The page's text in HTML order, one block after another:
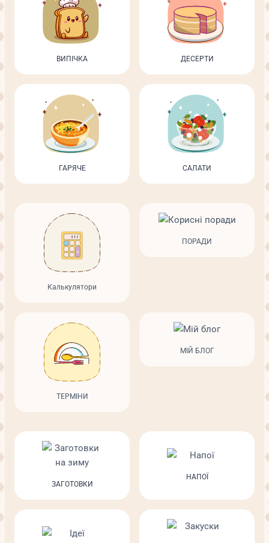
ВИПІЧКА ДЕСЕРТИ
ГАРЯЧЕ САЛАТИ
Калькулятори
ПОРАДИ
ТЕРМІНИ
МІЙ БЛОГ
ЗАГОТОВКИ
НАПОЇ